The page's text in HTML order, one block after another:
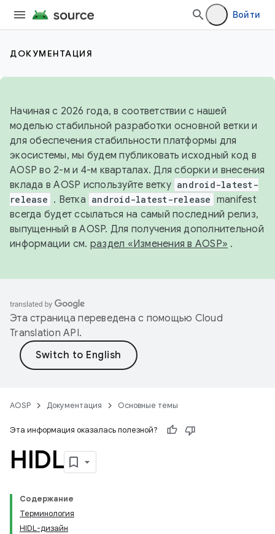
Войти
ДОКУМЕНТАЦИЯ
Начиная с 2026 года, в соответствии с нашей
моделью стабильной разработки основной ветки и
для обеспечения стабильности платформы для
экосистемы, мы будем публиковать исходный код в
AOSP во 2-м и 4-м кварталах. Для сборки и внесения
вклада в AOSP используйте ветку android-latest-
release . Ветка android-latest-release manifest
всегда будет ссылаться на самый последний релиз,
выпущенный в AOSP. Для получения дополнительной
информации см. раздел «Изменения в AOSP» .
Эта страница переведена с помощью Cloud
Translation API.
AOSP Документация Основные темы
Эта информация оказалась полезной?
HIDL
Содержание
Терминология
HIDL-дизайн